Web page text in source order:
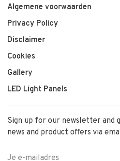
Algemene voorwaarden
Privacy Policy
Disclaimer
Cookies
Gallery
LED Light Panels
Sign up for our newsletter and
news and product offers via